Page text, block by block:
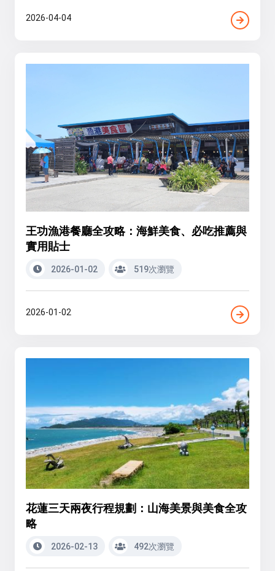
2026-04-04
王功漁港餐廳全攻略：海鮮美食、必吃推薦與
實用貼士
2026-01-02 519次瀏覽
2026-01-02
花蓮三天兩夜行程規劃：山海美景與美食全攻
略
2026-02-13 492次瀏覽